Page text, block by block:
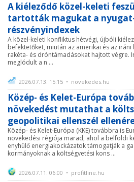
A kiéleződő közel-keleti
tartották magukat a
részvényindexek
A közel-keleti konfliktus hétvégi, újbóli
befektetőket, miután az amerikai és az
rakéta- és dróntámadásokat hajtott végre.
meglódult a n ...
2026.07.13. 15:15 • novekedes.hu
Közép- és Kelet-Európa
növekedést mutathat a
geopolitikai ellenszél
Közép- és Kelet-Európa (KKE) továbbra is
növekedési régiója marad, ahol a belföldi
enyhülő energiakockázatok támogatják a
kormányoknak a költségvetési kons ...
2026.07.11. 06:00 • profitline.hu